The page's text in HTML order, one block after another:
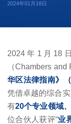
2024年01月18日
2024年1月18
（Chambers
华区法律指南》
凭借卓越的综合
有20个专业领域
位合伙人获评“业